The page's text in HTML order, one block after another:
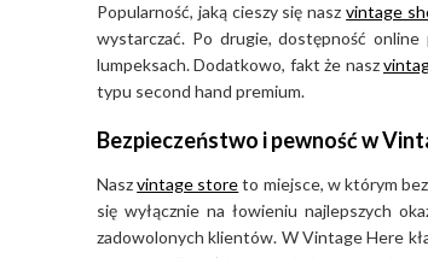
vintage’owe produkty tej marki to
najwyższej jakości wykonania, która
naszej kolekcji Miss Sixty w Vintage
z duszą retro.
Popularność, jaką cieszy się naszvintage
wystarczać. Po drugie, dostępność
lumpeksach. Dodatkowo, fakt że nasz
typu second hand premium.
Bezpieczeństwo i pewność w
Naszvintage storeto miejsce, w którym
się wyłącznie na łowieniu najlepszych
zadowolonych klientów. W Vintage Here